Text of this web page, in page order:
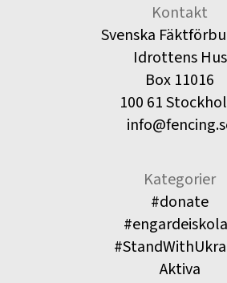
Kontakt
Svenska
Idrottens Hus
Box 11016
100 61
Kategorier
#donate
Aktiva